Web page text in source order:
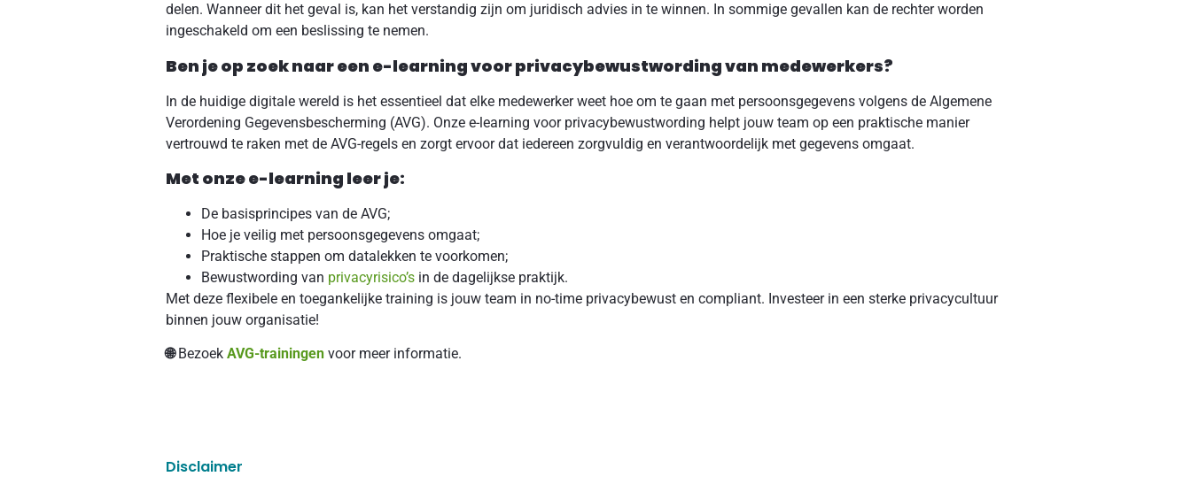
delen. Wanneer dit het geval is, kan het verstandig zijn om juridisch advies in te winnen. In sommige gevallen kan de rechter worden
ingeschakeld om een beslissing te nemen.
Ben je op zoek naar een e-learning voor privacybewustwording van medewerkers?
In de huidige digitale wereld is het essentieel dat elke medewerker weet hoe om te gaan met persoonsgegevens volgens de Algemene
Verordening Gegevensbescherming (AVG). Onze e-learning voor privacybewustwording helpt jouw team op een praktische manier
vertrouwd te raken met de AVG-regels en zorgt ervoor dat iedereen zorgvuldig en verantwoordelijk met gegevens omgaat.
Met onze e-learning leer je:
De basisprincipes van de AVG;
Hoe je veilig met persoonsgegevens omgaat;
Praktische stappen om datalekken te voorkomen;
Bewustwording van privacyrisico’s in de dagelijkse praktijk.
Met deze flexibele en toegankelijke training is jouw team in no-time privacybewust en compliant. Investeer in een sterke privacycultuur
binnen jouw organisatie!
🌐 Bezoek AVG-trainingen voor meer informatie.
Disclaimer